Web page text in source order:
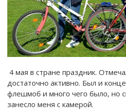
4 мая в стране праздник.
достаточно активно. Был и
флешмоб и много чего было, но
занесло меня с камерой.